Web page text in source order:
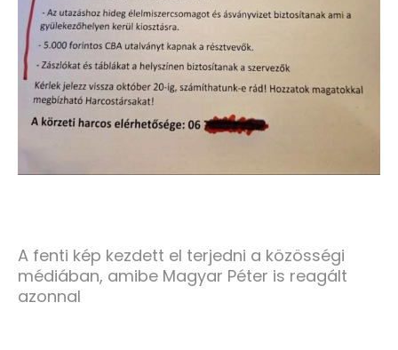
A fenti kép kezdett el terjedni a közösségi
médiában, amibe Magyar Péter is reagált
azonnal